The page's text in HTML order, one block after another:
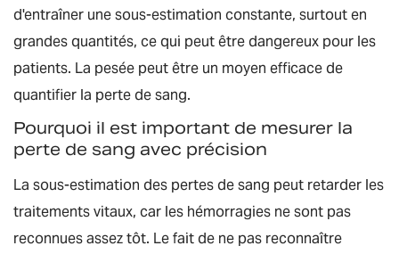
d'entraîner une sous-estimation constante, surtout en
grandes quantités, ce qui peut être dangereux pour les
patients. La pesée peut être un moyen efficace de
quantifier la perte de sang.
Pourquoi il est important de mesurer la
perte de sang avec précision
La sous-estimation des pertes de sang peut retarder les
traitements vitaux, car les hémorragies ne sont pas
reconnues assez tôt. Le fait de ne pas reconnaître